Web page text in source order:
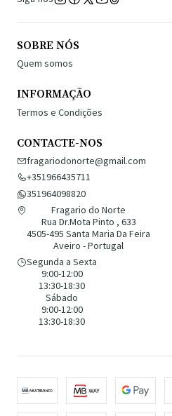
SOBRE NÓS
Quem somos
INFORMAÇÃO
Termos e Condições
CONTACTE-NOS
fragariodonorte@gmail.com
+351966435711
351964098820
Fragario do Norte
Rua Dr.Mota Pinto , 633
4505-495 Santa Maria Da Feira
Aveiro - Portugal
Segunda a Sexta
9:00-12:00
13:30-18:30
Sábado
9:00-12:00
13:30-18:30